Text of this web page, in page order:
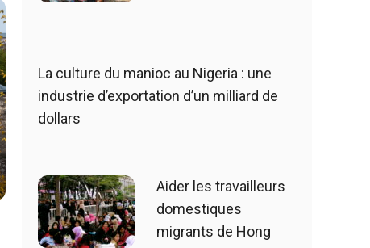
La culture du manioc au Nigeria : une
industrie d’exportation d’un milliard de
dollars
Aider les travailleurs
domestiques
migrants de Hong